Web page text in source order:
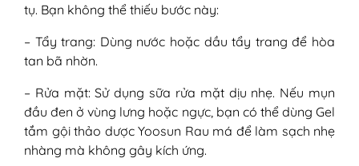
tụ. Bạn không thể thiếu bước này:
– Tẩy trang: Dùng nước hoặc dầu tẩy trang để hòa
tan bã nhờn.
– Rửa mặt: Sử dụng sữa rửa mặt dịu nhẹ. Nếu mụn
đầu đen ở vùng lưng hoặc ngực, bạn có thể dùng Gel
tắm gội thảo dược Yoosun Rau má để làm sạch nhẹ
nhàng mà không gây kích ứng.